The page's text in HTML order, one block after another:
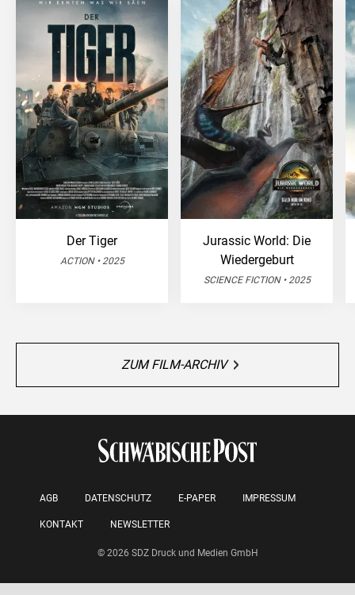
Der Tiger
ACTION • 2025
Jurassic World: Die
Wiedergeburt
SCIENCE FICTION • 2025
ZUM FILM-ARCHIV
AGB DATENSCHUTZ E-PAPER IMPRESSUM
KONTAKT NEWSLETTER
© 2026 SDZ Druck und Medien GmbH